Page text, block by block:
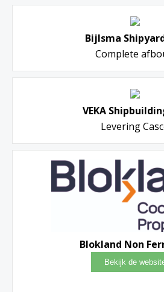
Bijlsma
Complete
VEKA
Levering
Blokland Non